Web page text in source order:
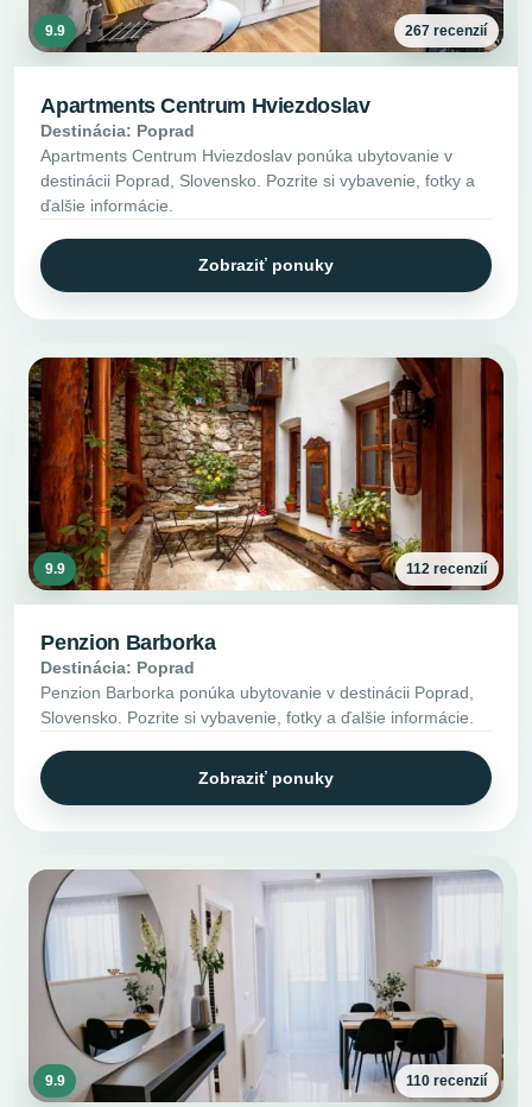
9.9 267 recenzií
Apartments Centrum Hviezdoslav
Destinácia: Poprad
Apartments Centrum Hviezdoslav ponúka ubytovanie v
destinácii Poprad, Slovensko. Pozrite si vybavenie, fotky a
ďalšie informácie.
Zobraziť ponuky
9.9 112 recenzií
Penzion Barborka
Destinácia: Poprad
Penzion Barborka ponúka ubytovanie v destinácii Poprad,
Slovensko. Pozrite si vybavenie, fotky a ďalšie informácie.
Zobraziť ponuky
9.9 110 recenzií